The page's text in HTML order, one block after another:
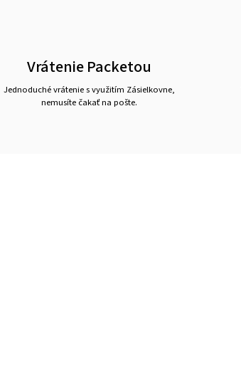
Vrátenie Packetou
Jednoduché vrátenie s využitím Zásielkovne,
nemusíte čakať na pošte.